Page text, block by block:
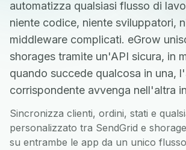
automatizza qualsiasi flusso di
niente codice, niente sviluppatori,
middleware complicati. eGrow
shorages tramite un'API sicura, in
quando succede qualcosa in una,
corrispondente avvenga nell'altra
Sincronizza clienti, ordini, stati e
personalizzato tra SendGrid e
su entrambe le app da un unico